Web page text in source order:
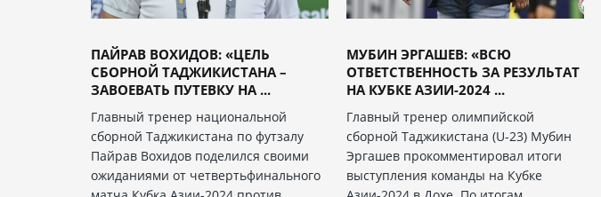
ПАЙРАВ ВОХИДОВ: «ЦЕЛЬ
СБОРНОЙ ТАДЖИКИСТАНА –
ЗАВОЕВАТЬ ПУТЕВКУ НА ...
Главный тренер национальной
сборной Таджикистана по футзалу
Пайрав Вохидов поделился своими
ожиданиями от четвертьфинального
МУБИН ЭРГАШЕВ: «ВСЮ
ОТВЕТСТВЕННОСТЬ ЗА РЕЗУЛЬТАТ
НА КУБКЕ АЗИИ-2024 ...
Главный тренер олимпийской
сборной Таджикистана (U-23) Мубин
Эргашев прокомментировал итоги
выступления команды на Кубке